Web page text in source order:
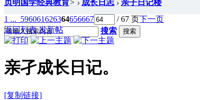
贞明国学经典教育> › 成长日志 › 亲子日记楼
搜索 搜索
1 ... 596061626364656667 / 67 页下一页
返回列表 发新帖
亲孑成长日记。
[复制链接]